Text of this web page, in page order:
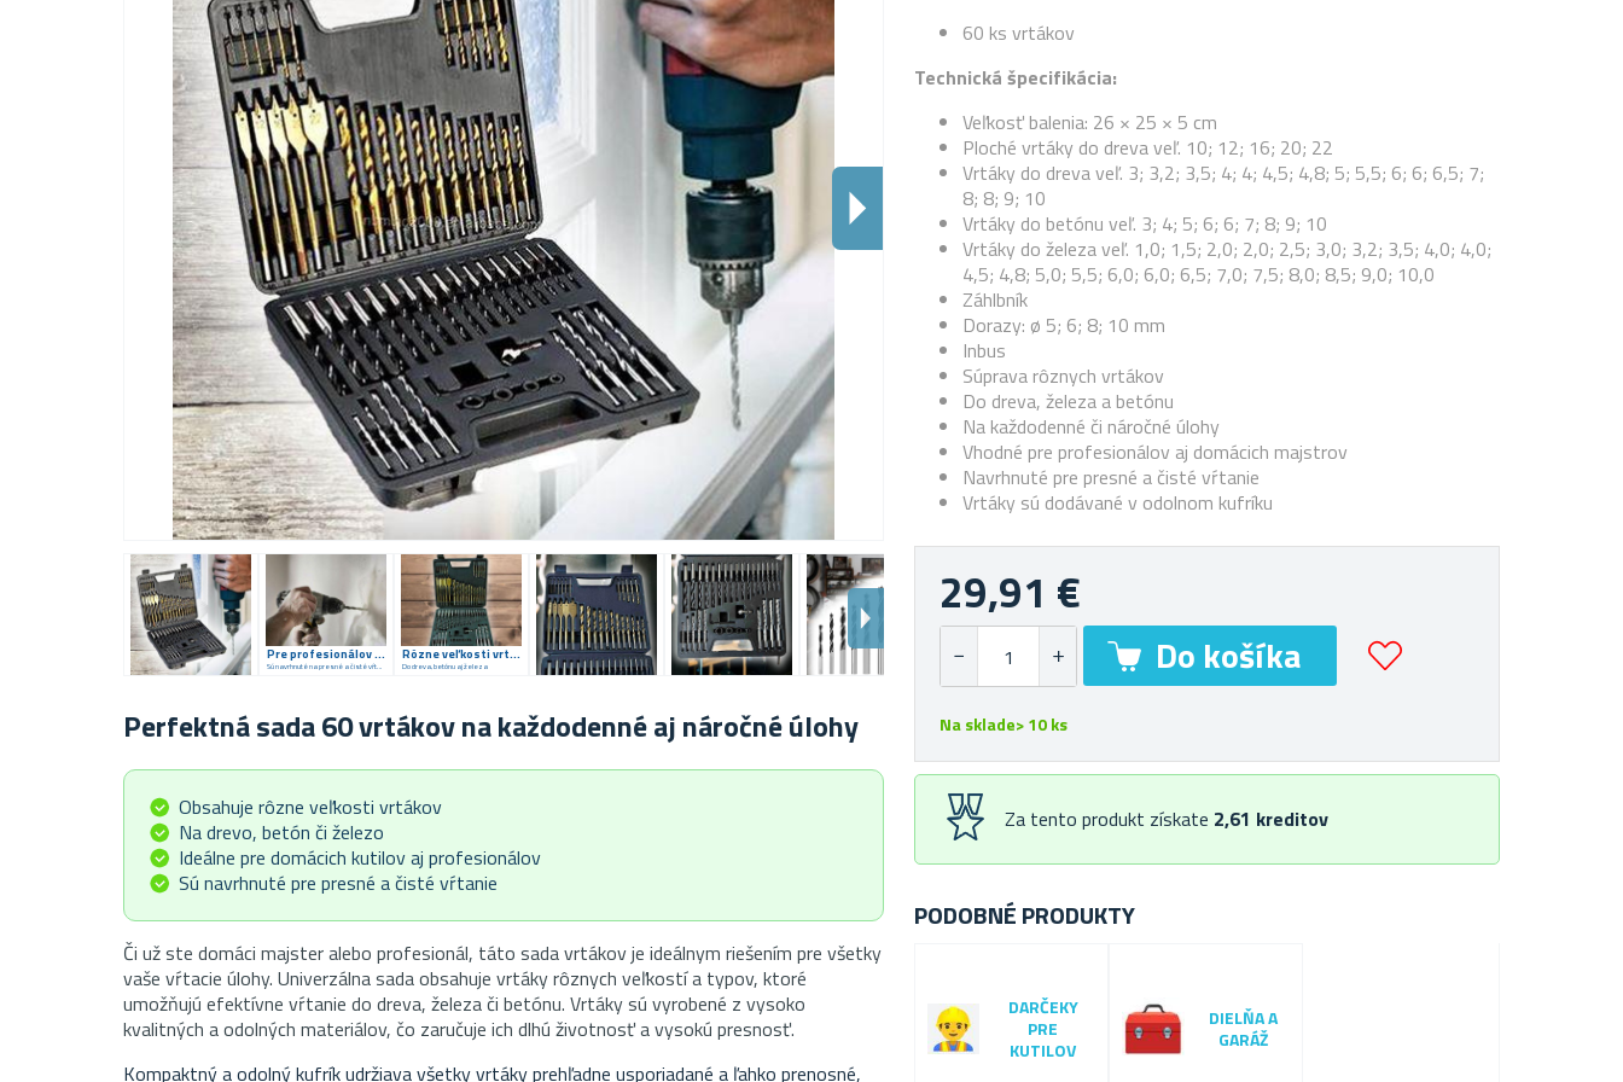
Pre profesionálov aj domácich majstrov
Sú navrhnuté na presné a čisté vŕtanie
Rôzne veľkosti vrtákov
Do dreva, betónu aj železa
60 ks vrtákov
Technická špecifikácia:
Veľkosť balenia: 26 × 25 × 5 cm
Ploché vrtáky do dreva veľ. 10; 12; 16; 20; 22
Vrtáky do dreva veľ. 3; 3,2; 3,5; 4; 4; 4,5; 4,8; 5; 5,5; 6; 6; 6,5; 7;
8; 8; 9; 10
Vrtáky do betónu veľ. 3; 4; 5; 6; 6; 7; 8; 9; 10
Vrtáky do železa veľ. 1,0; 1,5; 2,0; 2,0; 2,5; 3,0; 3,2; 3,5; 4,0; 4,0;
4,5; 4,8; 5,0; 5,5; 6,0; 6,0; 6,5; 7,0; 7,5; 8,0; 8,5; 9,0; 10,0
Záhlbník
Dorazy: ø 5; 6; 8; 10 mm
Inbus
Súprava rôznych vrtákov
Do dreva, železa a betónu
Na každodenné či náročné úlohy
Vhodné pre profesionálov aj domácich majstrov
Navrhnuté pre presné a čisté vŕtanie
Vrtáky sú dodávané v odolnom kufríku
29,91 €
Na sklade> 10 ks
Za tento produkt získate 2,61 kreditov
Perfektná sada 60 vrtákov na každodenné aj náročné úlohy
Obsahuje rôzne veľkosti vrtákov
Na drevo, betón či železo
Ideálne pre domácich kutilov aj profesionálov
Sú navrhnuté pre presné a čisté vŕtanie
Či už ste domáci majster alebo profesionál, táto sada vrtákov je ideálnym riešením pre všetky
vaše vŕtacie úlohy. Univerzálna sada obsahuje vrtáky rôznych veľkostí a typov, ktoré
umožňujú efektívne vŕtanie do dreva, železa či betónu. Vrtáky sú vyrobené z vysoko
kvalitných a odolných materiálov, čo zaručuje ich dlhú životnosť a vysokú presnosť.
Kompaktný a odolný kufrík udržiava všetky vrtáky prehľadne usporiadané a ľahko prenosné,
PODOBNÉ PRODUKTY
DARČEKY
PRE
KUTILOV
DIELŇA A
GARÁŽ